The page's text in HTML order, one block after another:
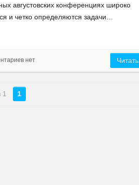
августовских конференциях широко
и четко определяются задачи…
нет Читать
1 1